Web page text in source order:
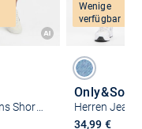
Herren Jeans Shorts - 445 Athletic
Wenige
verfügbar
Only&Sons
34,99 €